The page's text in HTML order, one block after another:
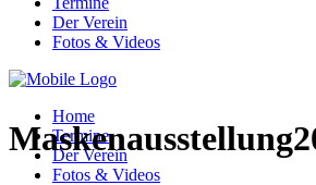
Der Verein
Fotos & Videos
Home
Termine
Der Verein
Fotos & Videos